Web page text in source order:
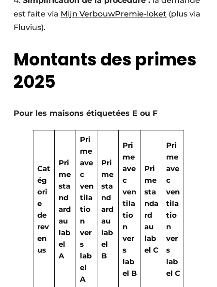
est faite via Mijn VerbouwPremie-loket (plus via
Fluvius).
Montants des primes
2025
Pour les maisons étiquetées E ou F
Cat
ég
ori
e
de
rev
en
us
Pri
me
sta
nd
ard
au
lab
el
A
Pri
me
ave
c
ven
tila
tio
n
ver
s
lab
el
A
Pri
me
sta
nd
ard
au
lab
el
B
Pri
me
ave
c
ven
tila
tio
n
ver
s
lab
el B
Pri
me
sta
nda
rd
au
lab
el C
Pri
me
ave
c
ven
tila
tio
n
ver
s
lab
el C